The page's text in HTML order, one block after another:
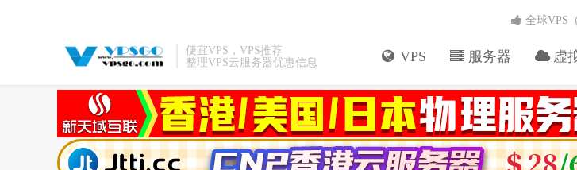
便宜VPS，VPS推荐
整理VPS云服务器优惠信息
VPS 服务器 虚
全球VPS